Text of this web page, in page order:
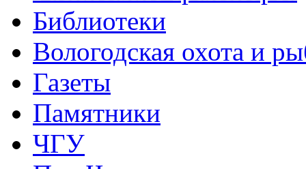
Библиотеки
Вологодская охота и
Газеты
Памятники
ЧГУ